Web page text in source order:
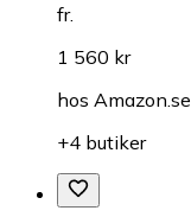
fr.
1 560 kr
hos Amazon.se
+4 butiker